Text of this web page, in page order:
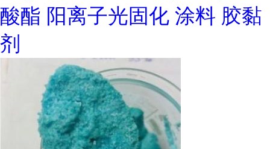
酸酯 阳离子光固化 涂料 胶黏
剂